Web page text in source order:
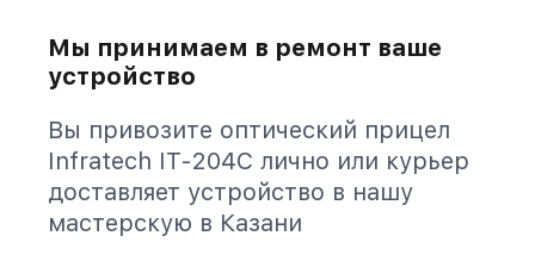
Мы принимаем в ремонт ваше
устройство
Вы привозите оптический прицел
Infratech IT-204C лично или курьер
доставляет устройство в нашу
мастерскую в Казани